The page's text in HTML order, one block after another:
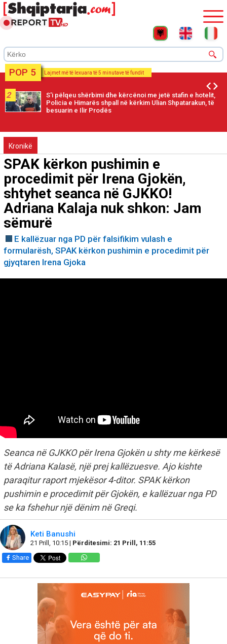
POP 5 Lajmet më të lexuara të 5 minutave të fundit
2
S'i pëlqeu shërbimi dhe kërcënoi me jetë stafin e hotelit,
Policia e Himarës shpall në kërkim Ulian Shpatarakun, të
besuarin e Ilir Prodës
Kronikë
SPAK kërkon pushimin e
procedimit për Irena Gjokën,
shtyhet seanca në GJKKO!
Adriana Kalaja nuk shkon: Jam
sëmurë
E kallëzuar nga PD për falsifikim vulash e
formularësh, SPAK kërkon pushimin e procedimit për
gjyqtaren Irena Gjoka
Seanca në GJKKO për Irena Gjokën u shty me kërkesë
të Adriana Kalasë, një prej kallëzuesve. Ajo kishte
paraqitur raport mjekësor 4-ditor. SPAK kërkon
pushimin e procedimit për Gjokën, e kallëzuar nga PD
se ka fshehur një dënim në Greqi.
Keti Banushi
21 Prill, 10:15 | Përditesimi: 21 Prill, 11:55
Share